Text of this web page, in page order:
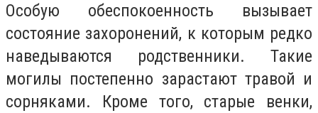
Особую обеспокоенность вызывает
состояние захоронений, к которым редко
наведываются родственники. Такие
могилы постепенно зарастают травой и
сорняками. Кроме того, старые венки,